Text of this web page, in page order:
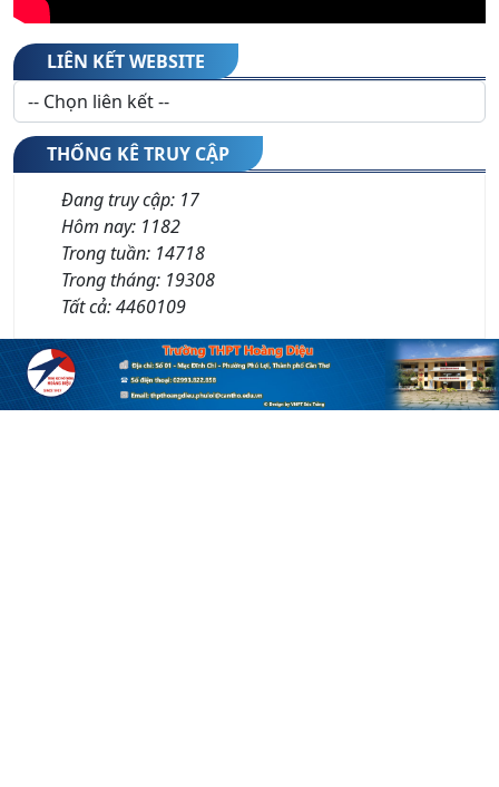
LIÊN KẾT WEBSITE
THỐNG KÊ TRUY CẬP
Đang truy cập: 17
Hôm nay: 1182
Trong tuần: 14718
Trong tháng: 19308
Tất cả:4460109